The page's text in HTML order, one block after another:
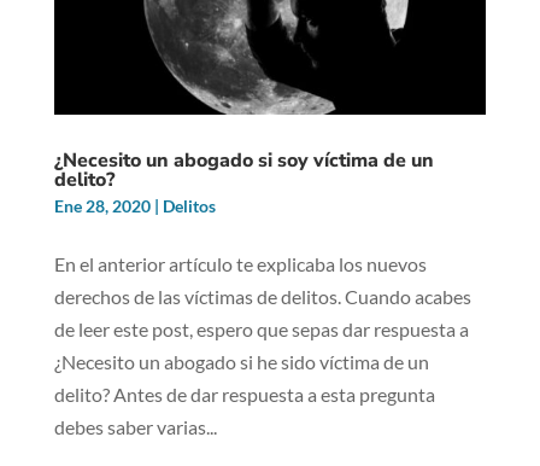
¿Necesito un abogado si soy víctima de un
delito?
Ene 28, 2020| Delitos
En el anterior artículo te explicaba los nuevos
derechos de las víctimas de delitos. Cuando acabes
de leer este post, espero que sepas dar respuesta a
¿Necesito un abogado si he sido víctima de un
delito? Antes de dar respuesta a esta pregunta
debes saber varias...